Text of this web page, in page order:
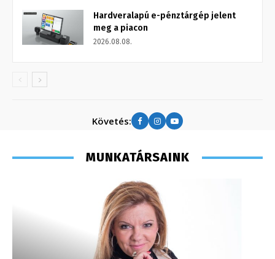
Hardveralapú e-pénztárgép jelent
meg a piacon
2026.08.08.
Követés:
MUNKATÁRSAINK